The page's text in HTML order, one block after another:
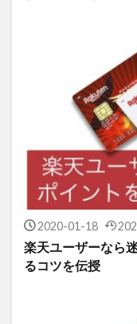
2020-01-18
楽天ユーザーなら
るコツを伝授